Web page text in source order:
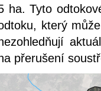
ha. Tyto
který
přerušení